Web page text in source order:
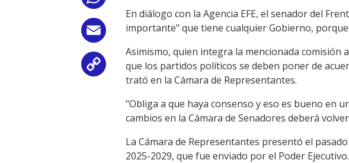
Email
Copy
En diálogo con la Agencia EFE, el senador del
importante" que tiene cualquier Gobierno,
Asimismo, quien integra la mencionada
que los partidos políticos se deben poner de
trató en la Cámara de Representantes.
"Obliga a que haya consenso y eso es bueno en
cambios en la Cámara de Senadores deberá
La Cámara de Representantes presentó el
2025-2029, que fue enviado por el Poder Ejecutivo.